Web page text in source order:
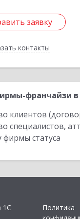
заявку
контакты
заявку
Назад
франчайзи
клиентов
специалистов,
фирмы статуса
1С
Политика